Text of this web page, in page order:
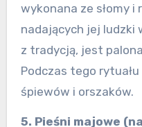
wykonana ze słomy
nadających jej ludzki
z tradycją, jest
Podczas tego
śpiewów i orszaków.
5. Pieśni majowe